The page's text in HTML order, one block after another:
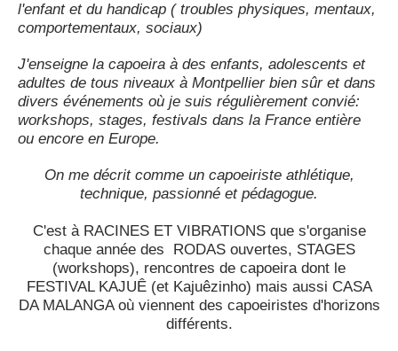
l'enfant et du handicap ( troubles physiques, mentaux,
comportementaux, sociaux)
J'enseigne la capoeira à des enfants, adolescents et
adultes de tous niveaux à Montpellier bien sûr et dans
divers événements où je suis régulièrement convié:
workshops, stages, festivals dans la France entière
ou encore en Europe.
On me décrit comme un capoeiriste athlétique,
technique, passionné et pédagogue.
C'est à RACINES ET VIBRATIONS que s'organise
chaque année des RODAS ouvertes, STAGES
(workshops), rencontres de capoeira dont le
FESTIVAL KAJUÊ (et Kajuêzinho) mais aussi CASA
DA MALANGA où viennent des capoeiristes d'horizons
différents.